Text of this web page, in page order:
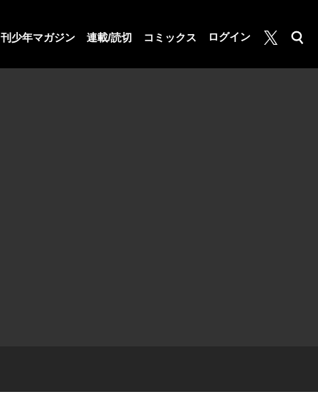
少年マガジン 連載/読切 コミックス ログイン
月マガ基地
検索